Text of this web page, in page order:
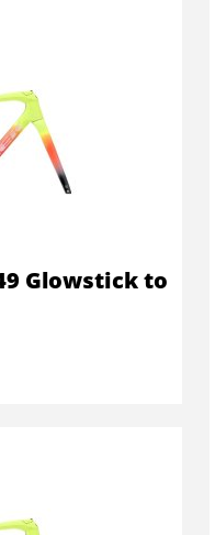
Glowstick to